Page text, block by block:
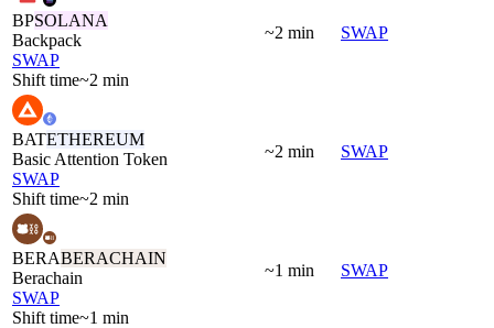
BPSOLANA
Backpack
SWAP
Shift time~2 min
~2 min SWAP
BATETHEREUM
Basic Attention Token
SWAP
Shift time~2 min
~2 min SWAP
BERABERACHAIN
Berachain
SWAP
Shift time~1 min
~1 min SWAP